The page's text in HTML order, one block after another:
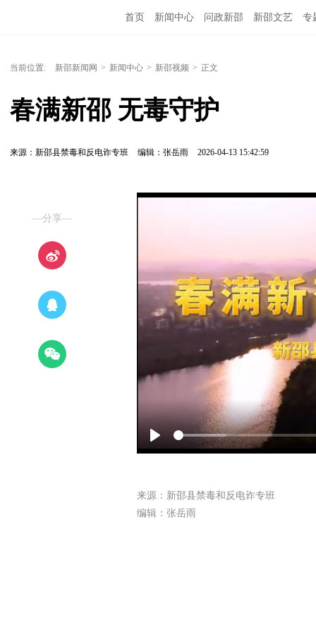
首页 新闻中心 问政新邵 新邵文艺 专
当前位置: 新邵新闻网 > 新闻中心 > 新邵视频 > 正文
春满新邵 无毒守护
来源：新邵县禁毒和反电诈专班 编辑：张岳雨 2026-04-13 15:42:59
—分享—
Play
来源：新邵县禁毒和反电诈专班
编辑：张岳雨